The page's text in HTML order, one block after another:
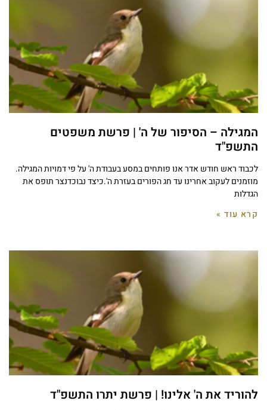
המגילה – הסיפור של ה' | פרשת משפטים
התשפ"ד
לכבוד ראש חודש אדר אנו פותחים במסע בעבודת ה' על פי דמויות המגילה.
מוזמנים לעקוב אחרינו עד חג הפורים בעזרת ה'.כיצד נבוכדנצר תופס את
הגדלות
קרא עוד »
להוריד את ה' אלינו! | פרשת יתרו התשפ"ד